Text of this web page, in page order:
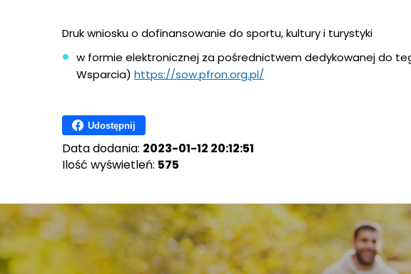
Druk wniosku o dofinansowanie do sportu, kultury i turystyki
w formie elektronicznej za pośrednictwem dedykowanej do
Wsparcia) https://sow.pfron.org.pl/
Udostępnij
Data dodania: 2023-01-12 20:12:51
Ilość wyświetleń: 575